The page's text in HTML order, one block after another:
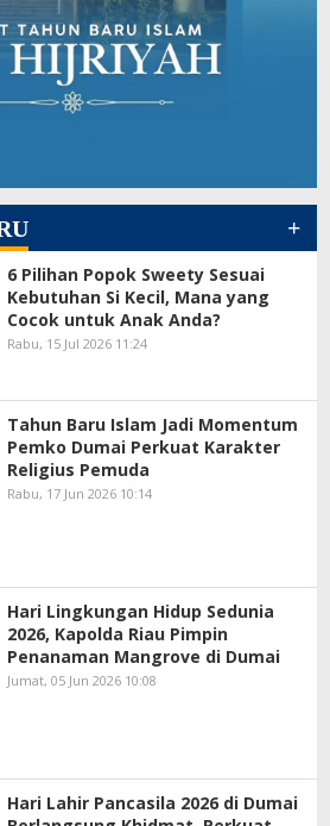
+
6 Pilihan Popok Sweety Sesuai
Kebutuhan Si Kecil, Mana yang
Cocok untuk Anak Anda?
Rabu, 15 Jul 2026 11:24
Tahun Baru Islam Jadi Momentum
Pemko Dumai Perkuat Karakter
Religius Pemuda
Rabu, 17 Jun 2026 10:14
Hari Lingkungan Hidup Sedunia
2026, Kapolda Riau Pimpin
Penanaman Mangrove di Dumai
Jumat, 05 Jun 2026 10:08
Hari Lahir Pancasila 2026 di Dumai